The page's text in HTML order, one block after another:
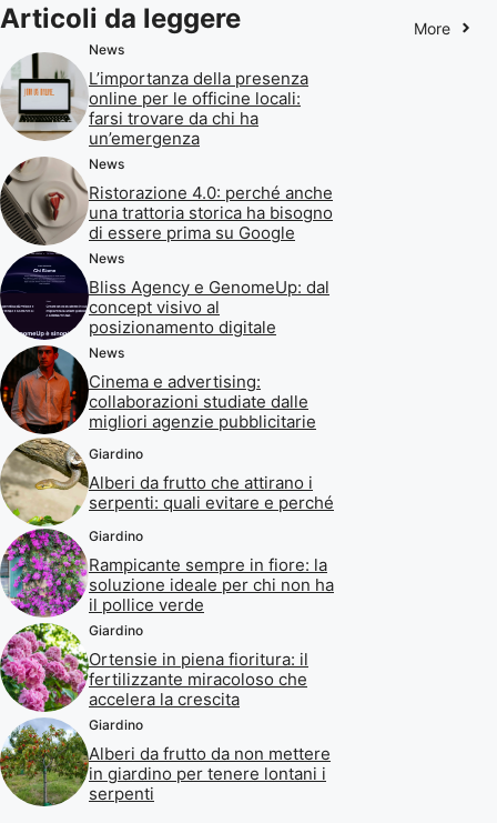
Articoli da leggere More
News
L’importanza della presenza
online per le officine locali:
farsi trovare da chi ha
un’emergenza
News
Ristorazione 4.0: perché anche
una trattoria storica ha bisogno
di essere prima su Google
News
Bliss Agency e GenomeUp: dal
concept visivo al
posizionamento digitale
News
Cinema e advertising:
collaborazioni studiate dalle
migliori agenzie pubblicitarie
Giardino
Alberi da frutto che attirano i
serpenti: quali evitare e perché
Giardino
Rampicante sempre in fiore: la
soluzione ideale per chi non ha
il pollice verde
Giardino
Ortensie in piena fioritura: il
fertilizzante miracoloso che
accelera la crescita
Giardino
Alberi da frutto da non mettere
in giardino per tenere lontani i
serpenti